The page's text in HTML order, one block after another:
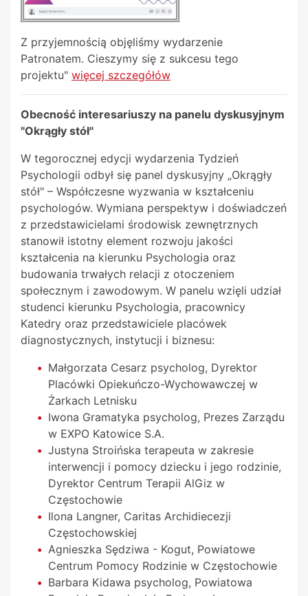
Z przyjemnością objęliśmy wydarzenie
Patronatem. Cieszymy się z sukcesu tego
projektu" więcej szczegółów
Obecność interesariuszy na panelu dyskusyjnym
"Okrągły stół"
W tegorocznej edycji wydarzenia Tydzień
Psychologii odbył się panel dyskusyjny „Okrągły
stół" – Współczesne wyzwania w kształceniu
psychologów. Wymiana perspektyw i doświadczeń
z przedstawicielami środowisk zewnętrznych
stanowił istotny element rozwoju jakości
kształcenia na kierunku Psychologia oraz
budowania trwałych relacji z otoczeniem
społecznym i zawodowym. W panelu wzięli udział
studenci kierunku Psychologia, pracownicy
Katedry oraz przedstawiciele placówek
diagnostycznych, instytucji i biznesu:
Małgorzata Cesarz psycholog, Dyrektor
Placówki Opiekuńczo-Wychowawczej w
Żarkach Letnisku
Iwona Gramatyka psycholog, Prezes Zarządu
w EXPO Katowice S.A.
Justyna Stroińska terapeuta w zakresie
interwencji i pomocy dziecku i jego rodzinie,
Dyrektor Centrum Terapii AlGiz w
Częstochowie
Ilona Langner, Caritas Archidiecezji
Częstochowskiej
Agnieszka Sędziwa - Kogut, Powiatowe
Centrum Pomocy Rodzinie w Częstochowie
Barbara Kidawa psycholog, Powiatowa